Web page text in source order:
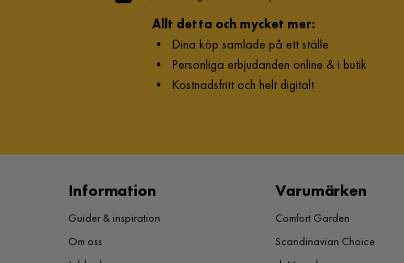
Allt detta och mycket mer:
• Dina köp samlade på ett ställe
• Personliga erbjudanden online & i butik
• Kostnadsfritt och helt digitalt
Information
Guider & inspiration
Om oss
Varumärken
Comfort Garden
Scandinavian Choice